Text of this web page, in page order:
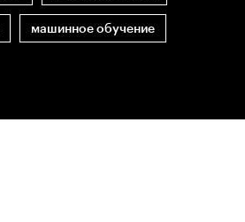
машинное обучение